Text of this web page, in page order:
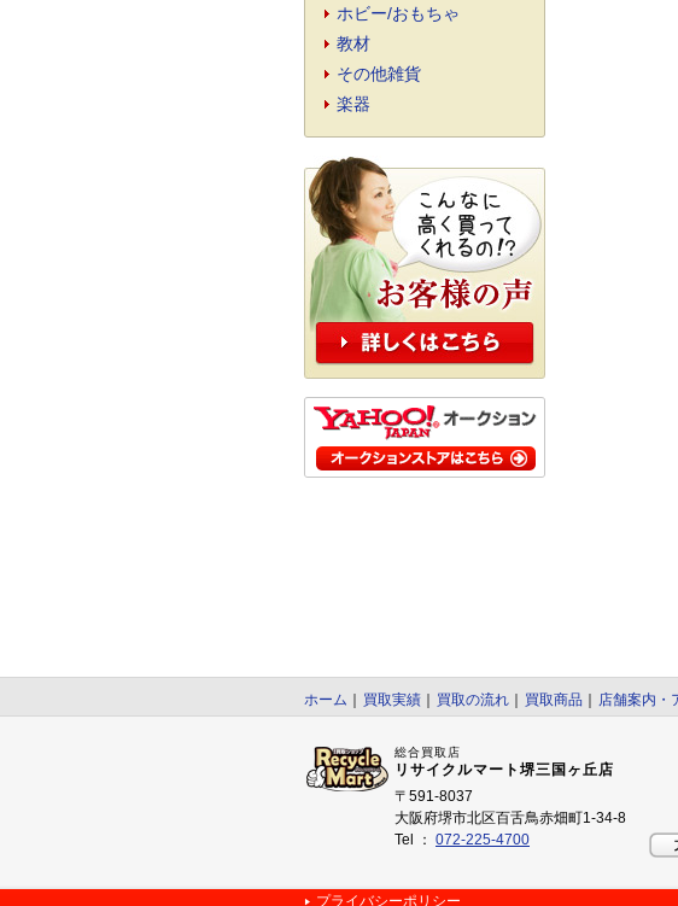
ホビー/おもちゃ
教材
その他雑貨
楽器
ホーム 買取実績 買取の流れ 買取商品 店舗案内・
総合買取店
リサイクルマート堺三国ヶ丘店
〒591-8037
大阪府堺市北区百舌鳥赤畑町1-34-8
Tel ： 072-225-4700
プライバシーポリシー